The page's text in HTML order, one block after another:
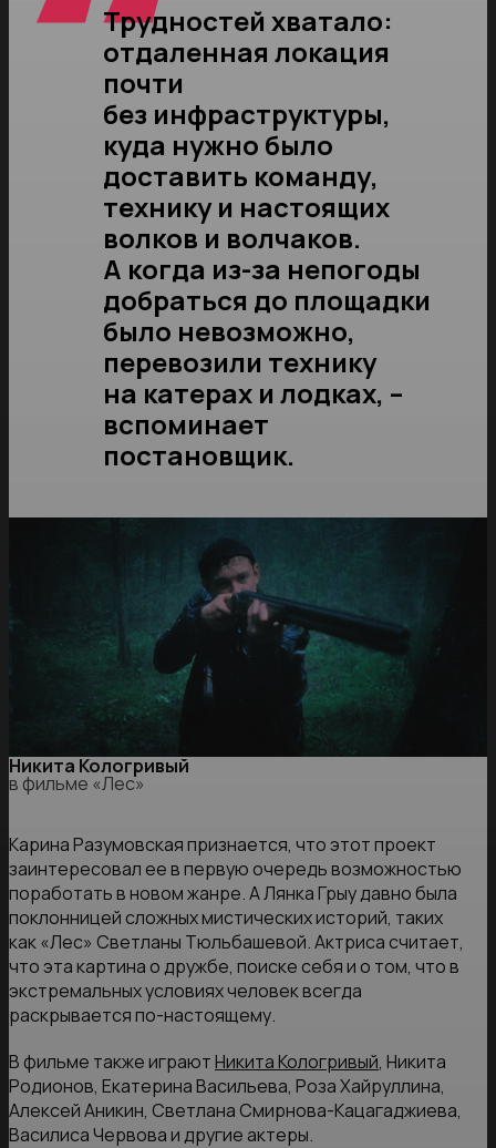
Трудностей хватало:
отдаленная локация
почти
без инфраструктуры,
куда нужно было
доставить команду,
технику и настоящих
волков и волчаков.
А когда из-за непогоды
добраться до площадки
было невозможно,
перевозили технику
на катерах и лодках, –
вспоминает
постановщик.
Никита Кологривый
в фильме «Лес»
Карина Разумовская признается, что этот проект
заинтересовал ее в первую очередь возможностью
поработать в новом жанре. А Лянка Грыу давно была
поклонницей сложных мистических историй, таких
как «Лес» Светланы Тюльбашевой. Актриса считает,
что эта картина о дружбе, поиске себя и о том, что в
экстремальных условиях человек всегда
раскрывается по-настоящему.
В фильме также играютНикита Кологривый, Никита
Родионов, Екатерина Васильева, Роза Хайруллина,
Алексей Аникин, Светлана Смирнова-Кацагаджиева,
Василиса Червова и другие актеры.